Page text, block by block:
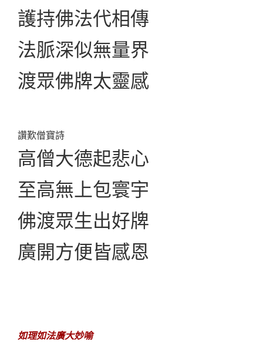
護持佛法代相傳
法脈深似無量界
渡眾佛牌太靈感
讚歎僧寶詩
高僧大德起悲心
至高無上包寰宇
佛渡眾生出好牌
廣開方便皆感恩
如理如法廣大妙喻